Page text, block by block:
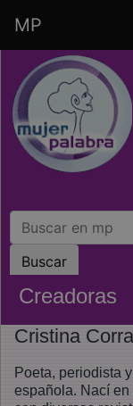
Saltar grupo de
MP
Creadoras
Cristina
Poeta, periodista
española. Nací